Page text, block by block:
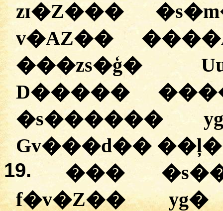
zɪ�Z���
v�AZ��
���zs�ģ�
D�����
�s������
Gv���d��
19.
���
f�v�Z��